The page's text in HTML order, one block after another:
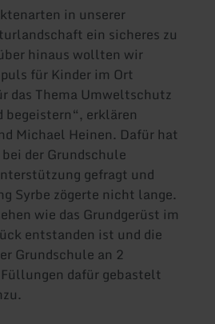
in unserer
ein sicheres zu
hinaus wollten wir
für Kinder im Ort
das Thema Umweltschutz
erklären
Michael Heinen. Dafür hat
der Grundschule
gefragt und
Syrbe zögerte nicht lange.
wie das Grundgerüst im
entstanden ist und die
Grundschule an 2
dafür gebastelt